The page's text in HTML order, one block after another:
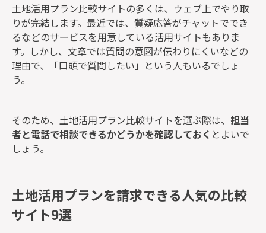
土地活用プラン比較サイトの多くは、ウェブ上でやり取
りが完結します。最近では、質疑応答がチャットででき
るなどのサービスを用意している活用サイトもありま
す。しかし、文章では質問の意図が伝わりにくいなどの
理由で、「口頭で質問したい」という人もいるでしょ
う。
そのため、土地活用プラン比較サイトを選ぶ際は、 担当
者と電話で相談できるかどうかを確認しておく とよいで
しょう。
土地活用プランを請求できる人気の比較
サイト9選